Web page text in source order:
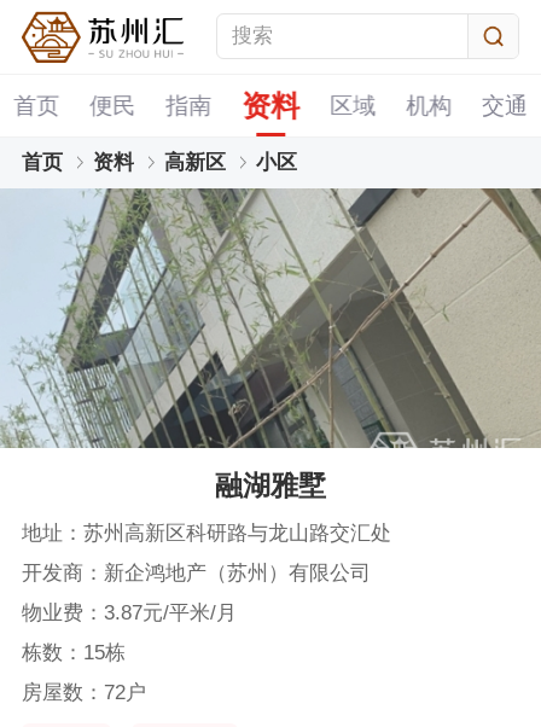
首页 便民 指南 资料 区域 机构 交通
首页 资料 高新区 小区
融湖雅墅
地址：苏州高新区科研路与龙山路交汇处
开发商：新企鸿地产（苏州）有限公司
物业费：3.87元/平米/月
栋数：15栋
房屋数：72户